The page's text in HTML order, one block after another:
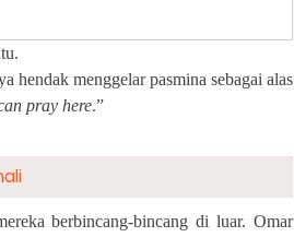
hendak menggelar pasmina sebagai alas
pray here.”
berbincang-bincang di luar. Omar